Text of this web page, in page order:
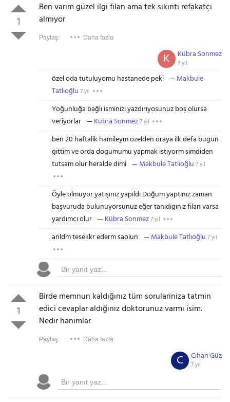
1
Ben varım güzel ilgi filan ama tek sıkıntı refakatçı
almıyor
Paylaş: Daha fazla
Kübra Sonmez
7 yıl
K
özel oda tutuluyomu hastanede peki
Makbule
Tatlıoğlu 7 yıl
Yoğunluğa bağlı isminizi yazdırıyosunuz boş olursa
veriyorlar
Kübra Sonmez7 yıl
ben 20 haftalik hamileym ozelden oraya ilk defa bugun
gittim ve orda dogumumu yapmak istiyorm simdiden
tutsam olur heralde dimi
Makbule Tatlıoğlu 7 yıl
Öyle olmuyor yatışınız yapıldı Doğum yaptınız zaman
başvuruda bulunuyorsunuz eğer tanıdıgınız filan varsa
yardımcı olur
Kübra Sonmez7 yıl
anldm tesekkr ederm saolun Makbule Tatlıoğlu 7 yıl
1
Birde memnun kaldığınız tüm sorulariniza tatmin
edici cevaplar aldığınız doktorunuz varmı isim.
Nedir hanimlar
Paylaş: Daha fazla
Cihan Güz
7 yıl
C